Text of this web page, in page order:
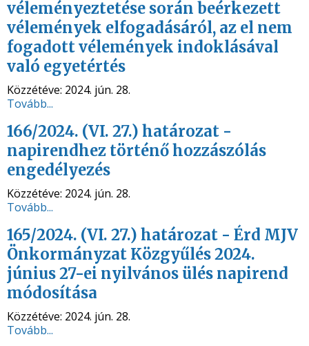
véleményeztetése során beérkezett
vélemények elfogadásáról, az el nem
fogadott vélemények indoklásával
való egyetértés
Közzétéve: 2024. jún. 28.
Tovább...
166/2024. (VI. 27.) határozat -
napirendhez történő hozzászólás
engedélyezés
Közzétéve: 2024. jún. 28.
Tovább...
165/2024. (VI. 27.) határozat - Érd MJV
Önkormányzat Közgyűlés 2024.
június 27-ei nyilvános ülés napirend
módosítása
Közzétéve: 2024. jún. 28.
Tovább...